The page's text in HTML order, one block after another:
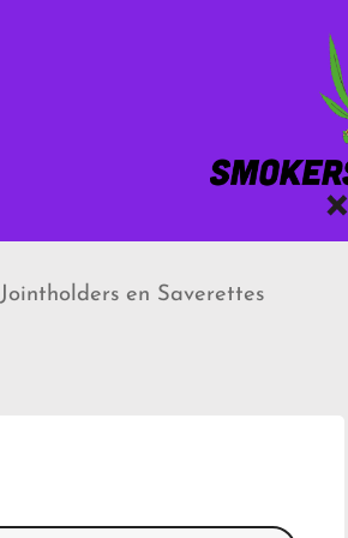
Jointholders en Saverettes